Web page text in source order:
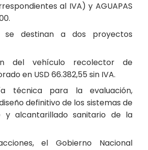
al IVA) y AGUAPAS
se destinan a dos proyectos
del vehículo recolector de
en USD 66.382,55 sin IVA.
técnica para la evaluación,
definitivo de los sistemas de
y alcantarillado sanitario de la
el Gobierno Nacional